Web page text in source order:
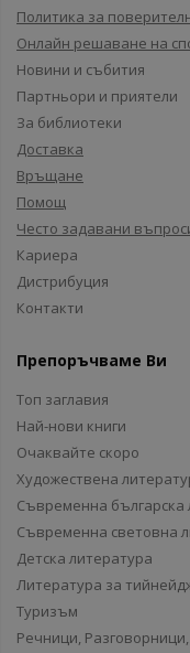
Политика за
Онлайн решаване на
Новини и събития
Партньори и приятели
За библиотеки
Доставка
Връщане
Помощ
Често задавани
Кариера
Дистрибуция
Контакти
Препоръчваме Ви
Топ заглавия
Най-нови книги
Очаквайте скоро
Художествена
Съвременна българска
Съвременна световна
Детска литература
Литература за
Туризъм
Речници,